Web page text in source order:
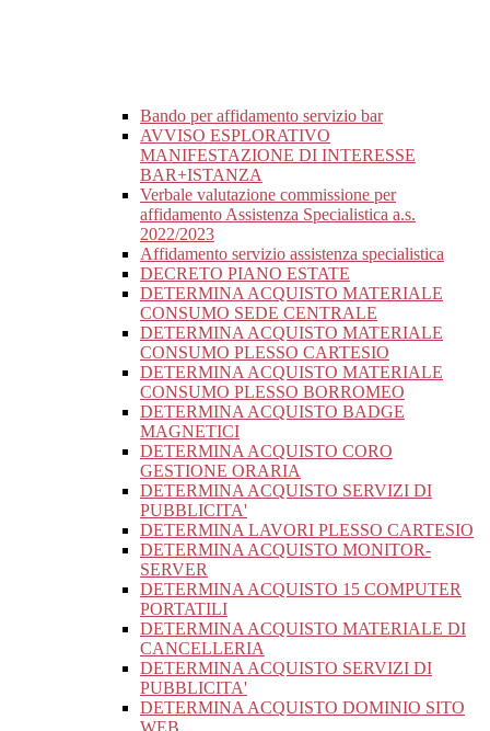
Bando per affidamento servizio bar
AVVISO ESPLORATIVO
MANIFESTAZIONE DI INTERESSE
BAR+ISTANZA
Verbale valutazione commissione per
affidamento Assistenza Specialistica a.s.
2022/2023
Affidamento servizio assistenza specialistica
DECRETO PIANO ESTATE
DETERMINA ACQUISTO MATERIALE
CONSUMO SEDE CENTRALE
DETERMINA ACQUISTO MATERIALE
CONSUMO PLESSO CARTESIO
DETERMINA ACQUISTO MATERIALE
CONSUMO PLESSO BORROMEO
DETERMINA ACQUISTO BADGE
MAGNETICI
DETERMINA ACQUISTO CORO
GESTIONE ORARIA
DETERMINA ACQUISTO SERVIZI DI
PUBBLICITA'
DETERMINA LAVORI PLESSO CARTESIO
DETERMINA ACQUISTO MONITOR-
SERVER
DETERMINA ACQUISTO 15 COMPUTER
PORTATILI
DETERMINA ACQUISTO MATERIALE DI
CANCELLERIA
DETERMINA ACQUISTO SERVIZI DI
PUBBLICITA'
DETERMINA ACQUISTO DOMINIO SITO